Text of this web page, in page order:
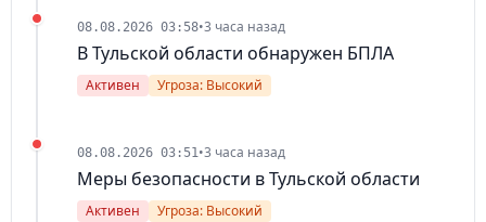
08.08.2026 03:58•3 часа назад
В Тульской области обнаружен БПЛА
Активен Угроза: Высокий
08.08.2026 03:51•3 часа назад
Меры безопасности в Тульской области
Активен Угроза: Высокий